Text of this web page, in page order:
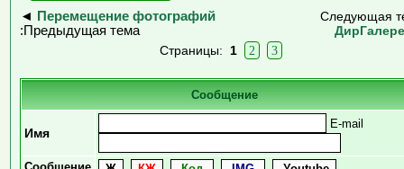
◄
Перемещение фотографий
:Предыдущая тема
Следующая
Страницы: 1 2 3
Сообщение
Имя
E-mail